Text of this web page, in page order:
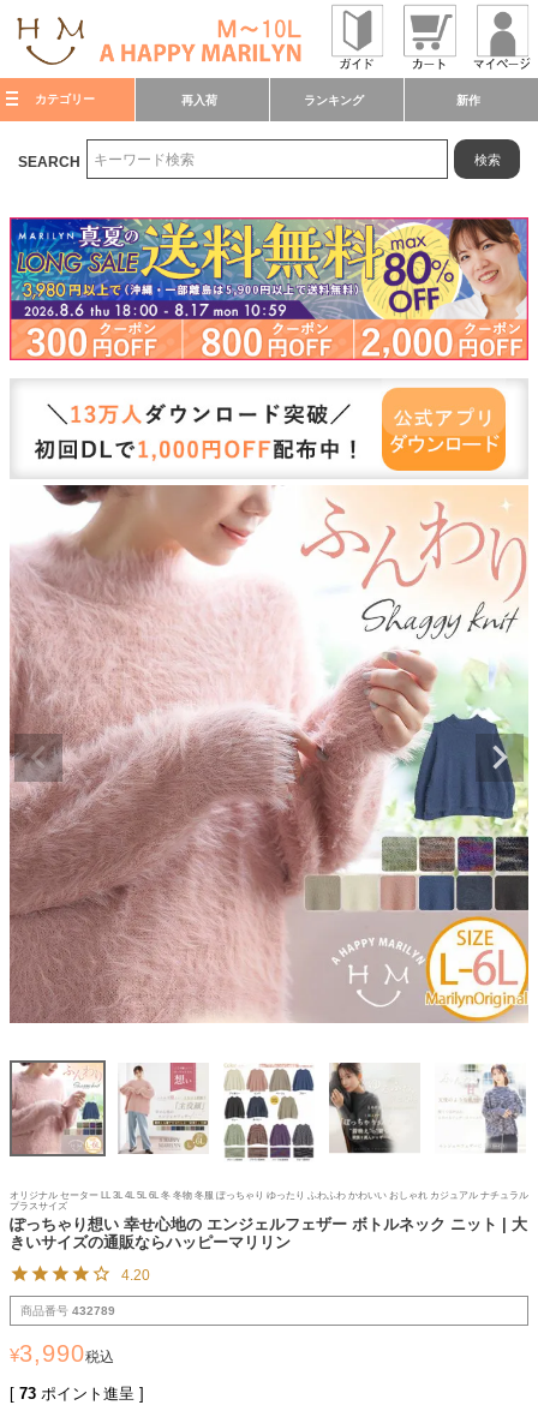
カテゴリー 再入荷 ランキング 新作
SEARCH 検索
オリジナル セーター LL 3L 4L 5L 6L 冬 冬物 冬服 ぽっちゃり ゆったり ふわふわ かわいい おしゃれ カジュアル ナチュラル
プラスサイズ
ぽっちゃり想い 幸せ心地の エンジェルフェザー ボトルネック ニット | 大
きいサイズの通販ならハッピーマリリン
4.20
商品番号 432789
¥3,990税込
[ 73 ポイント進呈 ]